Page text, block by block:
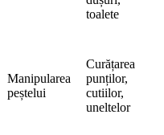
toalete
Manipularea
peștelui
Curățarea
punților,
cutiilor,
uneltelor